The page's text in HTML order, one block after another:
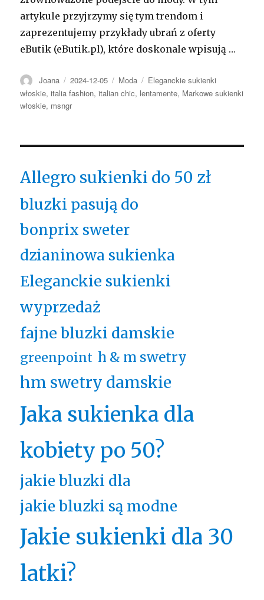
artykule przyjrzymy się tym trendom i
zaprezentujemy przykłady ubrań z oferty
eButik (eButik.pl), które doskonale wpisują …
Autor
Joana Opublikowano
2024-12-05 Kategorie
Moda Tagi
Eleganckie sukienki
włoskie,italia fashion,italian chic, lentamente, Markowe sukienki
włoskie, msngr
Allegro sukienki do 50 zł
bluzki pasują do
bonprix sweter
dzianinowa sukienka
Eleganckie sukienki
wyprzedaż
fajne bluzki damskie
greenpoint h & m swetry
hm swetry damskie
Jaka sukienka dla
kobiety po 50?
jakie bluzki dla
jakie bluzki są modne
Jakie sukienki dla 30
latki?